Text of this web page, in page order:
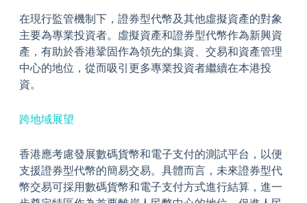
在現行監管機制下，證券型代幣及其他虛擬資產的對象
主要為專業投資者。虛擬資產和證券型代幣作為新興資
產，有助於香港鞏固作為領先的集資、交易和資產管理
中心的地位，從而吸引更多專業投資者繼續在本港投
資。
跨地域展望
香港應考慮發展數碼貨幣和電子支付的測試平台，以便
支援證券型代幣的簡易交易。具體而言，未來證券型代
幣交易可採用數碼貨幣和電子支付方式進行結算，進一